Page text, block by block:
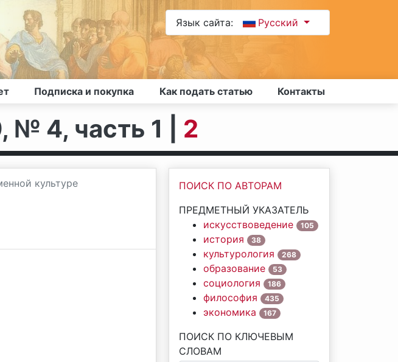
Язык сайта: Русский
Подписка и покупка Как подать статью Контакты
№ 4, часть 1 | 2
культуре
ПОИСК ПО АВТОРАМ
ПРЕДМЕТНЫЙ УКАЗАТЕЛЬ
искусствоведение
105
история 38
культурология 268
образование 53
социология 186
философия 435
экономика 167
ПОИСК ПО КЛЮЧЕВЫМ
СЛОВАМ